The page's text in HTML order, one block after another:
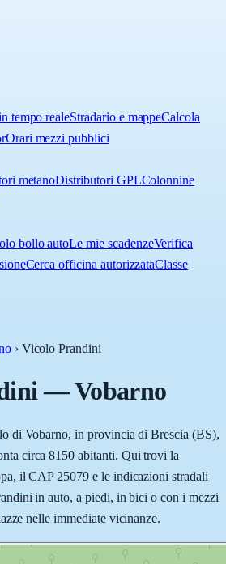
tempo realeStradario e mappeCalcola
Orari mezzi pubblici
metanoDistributori GPLColonnine
bollo autoLe mie scadenzeVerifica
Cerca officina autorizzataClasse
› Vicolo Prandini
—Vobarno
di Vobarno, in provincia di Brescia (BS),
circa 8150 abitanti. Qui trovi la
il CAP 25079 e le indicazioni stradali
in auto, a piedi, in bici o con i mezzi
nelle immediate vicinanze.